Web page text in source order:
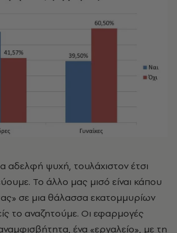
αδελφή ψυχή, τουλάχιστον έτσι
Το άλλο μας μισό είναι κάπου
σε μια θάλασσα εκατομμυρίων
το αναζητούμε. Οι εφαρμογές
ένα «εργαλείο», με τη